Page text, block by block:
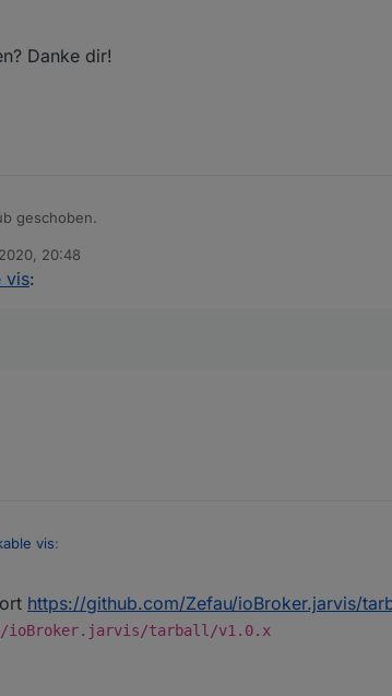
Danke dir!
geschoben.
sollte nun ein Fehler erscheinen, wenn der
nun korrekt angezeigt werden. Die Höhe kann in
Danke dir!
20:48
vis:
vis:
https://github.com/Zefau/ioBroker.jarvis/
ioBroker.jarvis/tarball/v1.0.x